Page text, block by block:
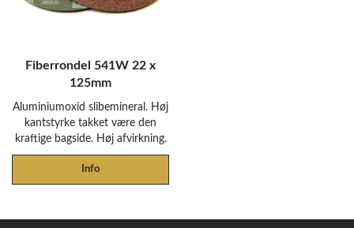
Fiberrondel 541W 22 x
125mm
Aluminiumoxid slibemineral. Høj
kantstyrke takket være den
kraftige bagside. Høj afvirkning.
Info